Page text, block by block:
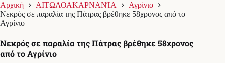
Αρχική ΑΙΤΩΛΟΑΚΑΡΝΑΝΊΑ
Αγρίνιο
Νεκρός σε παραλία της Πάτρας βρέθηκε 58χρονος από το
Αγρίνιο
Νεκρός σε παραλία της Πάτρας βρέθηκε 58χρονος
από το Αγρίνιο